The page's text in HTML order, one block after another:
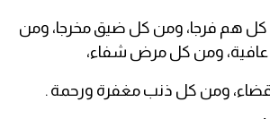
كل هم فرجا، ومن كل ضيق مخرجا، ومن
عافية، ومن كل مرض شفاء،
ومن كل ذنب مغفرة ورحمة .